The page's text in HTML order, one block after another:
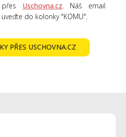
přes Uschovna.cz . Náš email
uveďte do kolonky "KOMU".
PŘES USCHOVNA.CZ